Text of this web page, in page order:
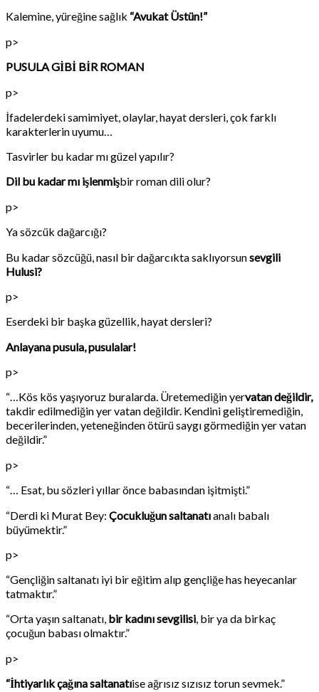
Kalemine, yüreğine sağlık “Avukat Üstün!”
p>
PUSULA GİBİ BİR ROMAN
p>
İfadelerdeki samimiyet, olaylar, hayat dersleri, çok farklı
karakterlerin uyumu…
Tasvirler bu kadar mı güzel yapılır?
Dil bu kadar mı işlenmişbir roman dili olur?
p>
Ya sözcük dağarcığı?
Bu kadar sözcüğü, nasıl bir dağarcıkta saklıyorsunsevgili
Hulusi?
p>
Eserdeki bir başka güzellik, hayat dersleri?
Anlayana pusula, pusulalar!
p>
“…Kös kös yaşıyoruz buralarda. Üretemediğin yervatan değildir,
takdir edilmediğin yer vatan değildir. Kendini geliştiremediğin,
becerilerinden, yeteneğinden ötürü saygı görmediğin yer vatan
değildir.”
p>
“… Esat, bu sözleri yıllar önce babasından işitmişti.”
“Derdi ki Murat Bey: Çocukluğun saltanatıanalı babalı
büyümektir.”
p>
“Gençliğin saltanatı iyi bir eğitim alıp gençliğe has heyecanlar
tatmaktır.”
“Orta yaşın saltanatı, bir kadını sevgilisi, bir ya da birkaç
çocuğun babası olmaktır.”
p>
“İhtiyarlık çağına saltanatıise ağrısız sızısız torun sevmek.”